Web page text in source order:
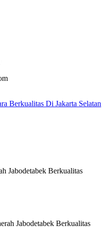
Berkualitas Di Jakarta Selatan
Jabodetabek Berkualitas